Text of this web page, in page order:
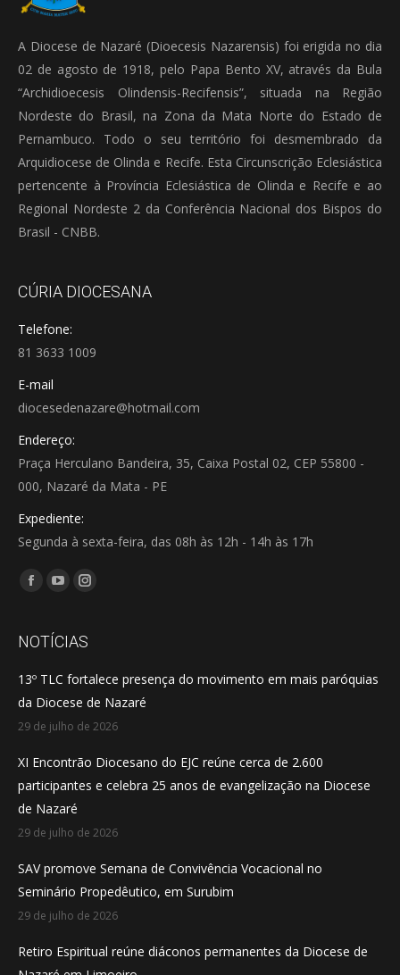
A Diocese de Nazaré (Dioecesis Nazarensis) foi erigida no dia
02 de agosto de 1918, pelo Papa Bento XV, através da Bula
“Archidioecesis Olindensis-Recifensis”, situada na Região
Nordeste do Brasil, na Zona da Mata Norte do Estado de
Pernambuco. Todo o seu território foi desmembrado da
Arquidiocese de Olinda e Recife. Esta Circunscrição Eclesiástica
pertencente à Província Eclesiástica de Olinda e Recife e ao
Regional Nordeste 2 da Conferência Nacional dos Bispos do
Brasil - CNBB.
CÚRIA DIOCESANA
Telefone:
81 3633 1009
E-mail
diocesedenazare@hotmail.com
Endereço:
Praça Herculano Bandeira, 35, Caixa Postal 02, CEP 55800 -
000, Nazaré da Mata - PE
Expediente:
Segunda à sexta-feira, das 08h às 12h - 14h às 17h
Encontre-nos em:
Facebook
opens
new
window
YouTube
opens
new
window
Instagram
opens
new
window
NOTÍCIAS
13º TLC fortalece presença do movimento em mais paróquias
da Diocese de Nazaré
29 de julho de 2026
XI Encontrão Diocesano do EJC reúne cerca de 2.600
participantes e celebra 25 anos de evangelização na Diocese
de Nazaré
29 de julho de 2026
SAV promove Semana de Convivência Vocacional no
Seminário Propedêutico, em Surubim
29 de julho de 2026
Retiro Espiritual reúne diáconos permanentes da Diocese de